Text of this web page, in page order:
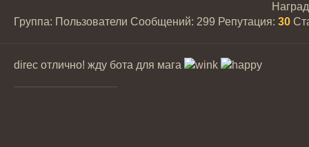
Группа: Пользователи Сообщений: 299 Репутация: 30
direc отлично! жду бота для мага